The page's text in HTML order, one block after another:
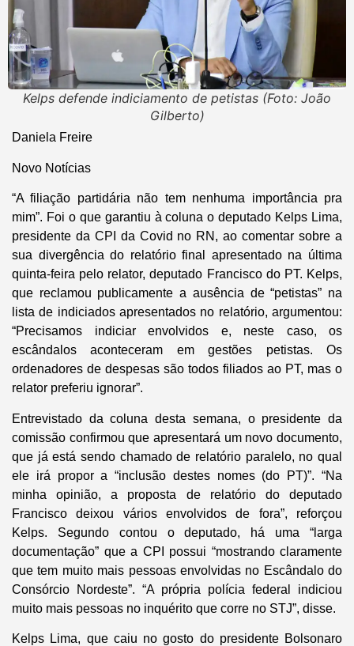
Kelps defende indiciamento de petistas (Foto: João
Gilberto)
Daniela Freire
Novo Notícias
“A filiação partidária não tem nenhuma importância pra
mim”. Foi o que garantiu à coluna o deputado Kelps Lima,
presidente da CPI da Covid no RN, ao comentar sobre a
sua divergência do relatório final apresentado na última
quinta-feira pelo relator, deputado Francisco do PT. Kelps,
que reclamou publicamente a ausência de “petistas” na
lista de indiciados apresentados no relatório, argumentou:
“Precisamos indiciar envolvidos e, neste caso, os
escândalos aconteceram em gestões petistas. Os
ordenadores de despesas são todos filiados ao PT, mas o
relator preferiu ignorar”.
Entrevistado da coluna desta semana, o presidente da
comissão confirmou que apresentará um novo documento,
que já está sendo chamado de relatório paralelo, no qual
ele irá propor a “inclusão destes nomes (do PT)”. “Na
minha opinião, a proposta de relatório do deputado
Francisco deixou vários envolvidos de fora”, reforçou
Kelps. Segundo contou o deputado, há uma “larga
documentação” que a CPI possui “mostrando claramente
que tem muito mais pessoas envolvidas no Escândalo do
Consórcio Nordeste”. “A própria polícia federal indiciou
muito mais pessoas no inquérito que corre no STJ”, disse.
Kelps Lima, que caiu no gosto do presidente Bolsonaro